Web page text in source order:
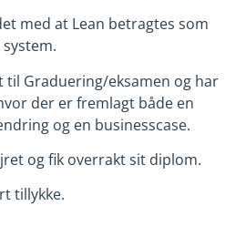
med at Lean betragtes som
til Graduering/eksamen og har
der er fremlagt både en
og en businesscase.
og fik overrakt sit diplom.
tillykke.